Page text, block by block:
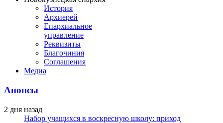
История
Архиерей
Епархиальное
управление
Реквизиты
Благочиния
Соглашения
Медиа
Анонсы
2 дня назад
Набор учащихся в воскресную школу: приход